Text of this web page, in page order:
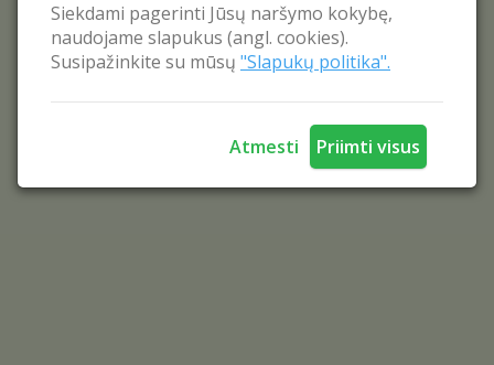
Siekdami pagerinti Jūsų naršymo kokybę,
naudojame slapukus (angl. cookies).
Susipažinkite su mūsų "Slapukų politika".
Atmesti Priimti visus